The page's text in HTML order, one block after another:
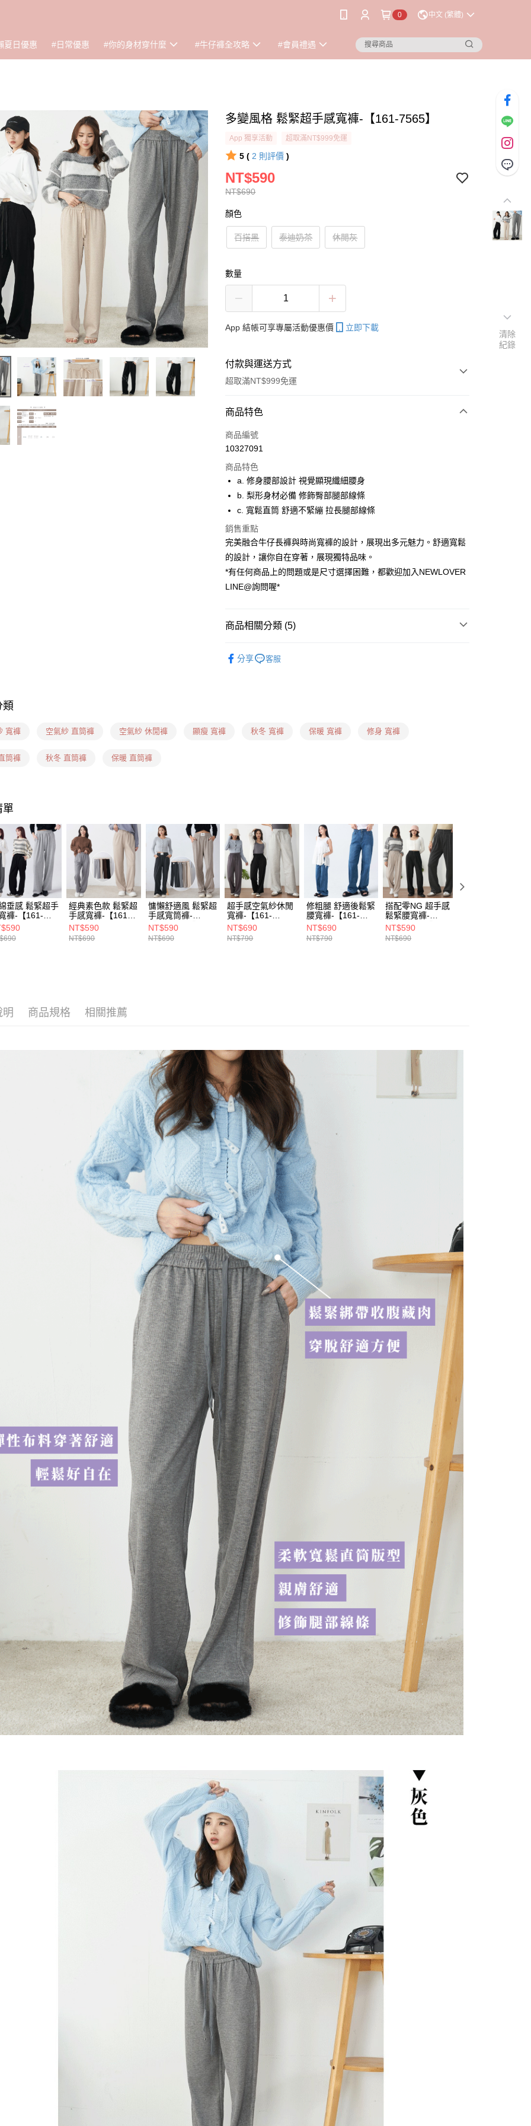
0 中文 (繁體)
夏日優惠 #日常優惠 #你的身材穿什麼 #牛仔褲全攻略 #會員禮遇
多變風格 鬆緊超手感寬褲-【161-7565】
App 獨享活動 超取滿NT$999免運
5 ( 2 則評價 )
NT$690
NT$590
顏色
百搭黑 泰迪奶茶 休閒灰
數量
App 結帳可享專屬活動優惠價 立即下載
付款與運送方式
超取滿NT$999免運
付款方式
信用卡一次付款
LINE Pay
ATM付款
運送方式
貨到付款
全家(信用卡、多元支付)
7-11(貨到付款)
7-11隔日到貨(信用卡、多元支付)
每筆NT$100，滿NT$1,899(含以上)免運費
商品特色
商品編號
10327091
商品特色
a. 修身腰部設計 視覺顯現纖細腰身
b. 梨形身材必備 修飾臀部腿部線條
c. 寬鬆直筒 舒適不緊繃 拉長腿部線條
銷售重點
完美融合牛仔長褲與時尚寬褲的設計，展現出多元魅力。舒適寬鬆
的設計，讓你自在穿著，展現獨特品味。
*有任何商品上的問題或是尺寸選擇困難，都歡迎加入NEWLOVER
LINE@詢問喔*
商品相關分類 (5)
❙ 秋冬專區 ❙
分享 客服
類
寬褲 空氣紗 直筒褲 空氣紗 休閒褲 顯瘦 寬褲 秋冬 寬褲 保暖 寬褲 修身 寬褲
筒褲 秋冬 直筒褲 保暖 直筒褲
單
垂感 鬆緊超手
褲-【161-
】
經典素色款 鬆緊超
手感寬褲-【161-
7574】
NT$590
NT$690
慵懶舒適風 鬆緊超
手感寬筒褲-
【161-7571】
NT$590
NT$690
超手感空氣紗休閒
寬褲-【161-
7562】
NT$690
NT$790
修粗腿 舒適後鬆緊
腰寬褲-【161-
6939】
NT$690
NT$790
搭配零NG 超手感
鬆緊腰寬褲-
【161-7564】
NT$590
NT$690
明 商品規格 相關推薦
清除
紀錄